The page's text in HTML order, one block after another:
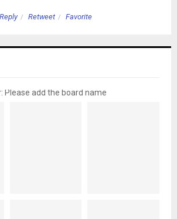
Reply Retweet Favorite
Please add the board name